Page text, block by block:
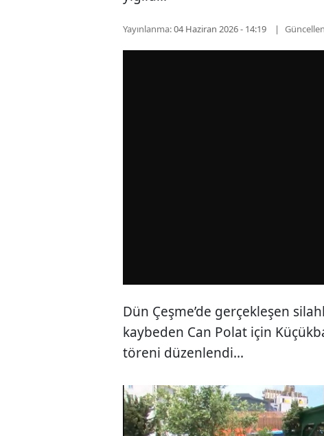
Yayınlanma:04 Haziran 2026 - 14:19
Dün Çeşme’de gerçekleşen
kaybeden Can Polat için
töreni düzenlendi...